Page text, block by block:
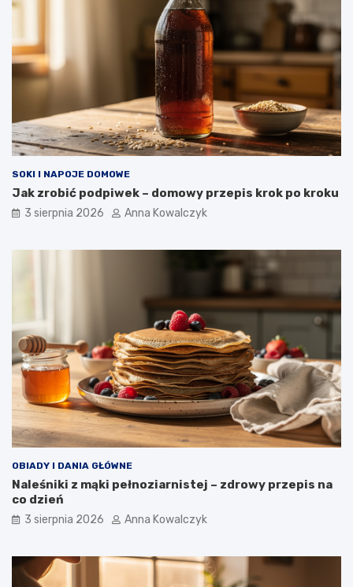
SOKI I NAPOJE DOMOWE
Jak zrobić podpiwek – domowy przepis krok po kroku
3 sierpnia 2026 Anna Kowalczyk
OBIADY I DANIA GŁÓWNE
Naleśniki z mąki pełnoziarnistej – zdrowy przepis na
co dzień
3 sierpnia 2026 Anna Kowalczyk